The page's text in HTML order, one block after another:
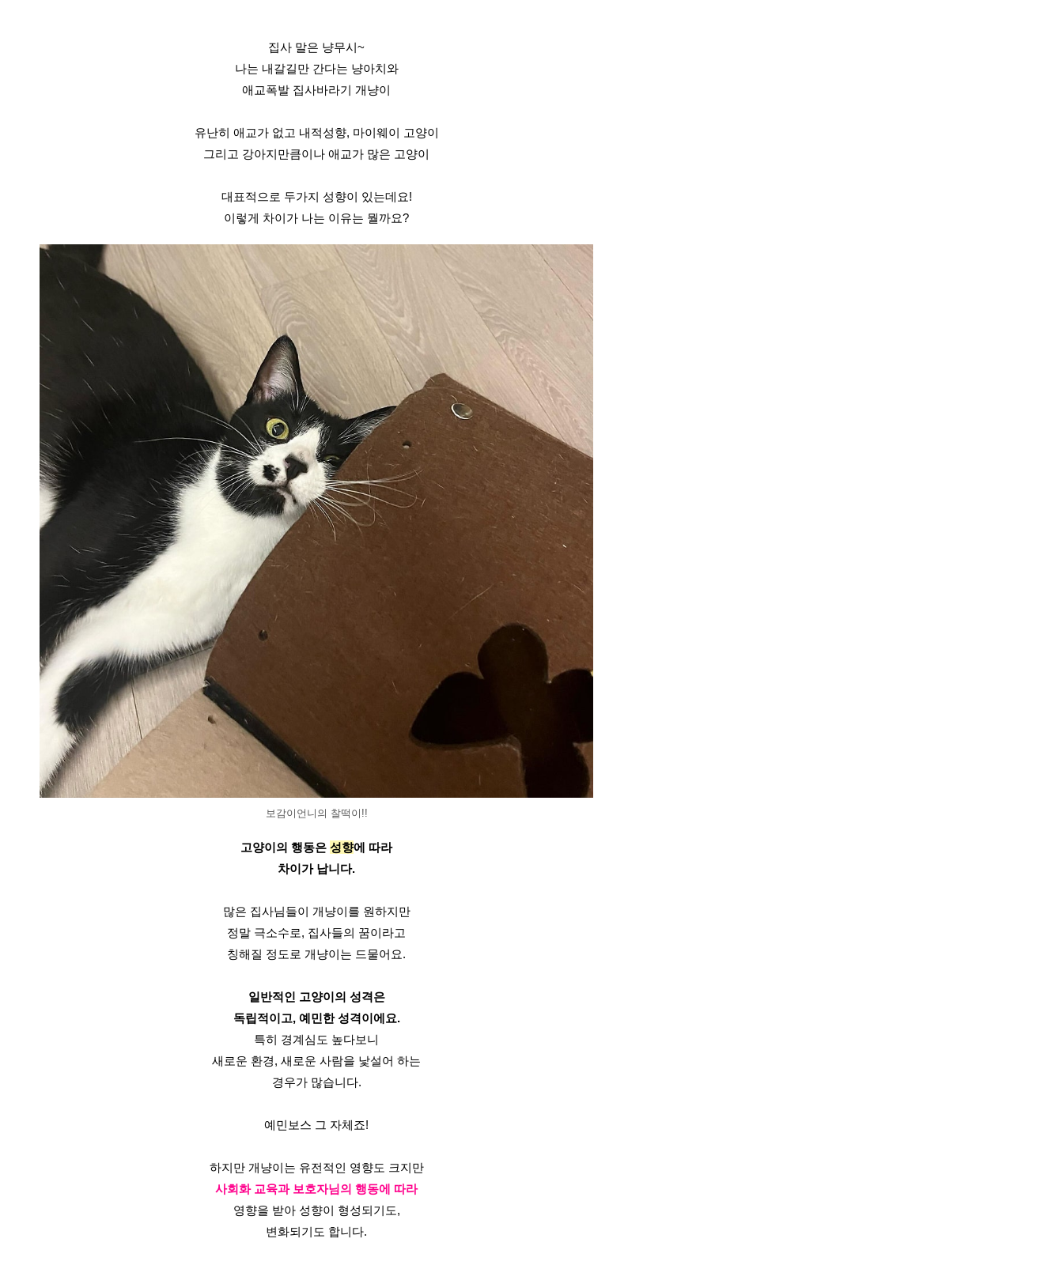
집사 말은 냥무시~
나는 내갈길만 간다는 냥아치와
애교폭발 집사바라기 개냥이
유난히 애교가 없고 내적성향, 마이웨이 고양이
그리고 강아지만큼이나 애교가 많은 고양이
대표적으로 두가지 성향이 있는데요!
이렇게 차이가 나는 이유는 뭘까요?
보감이언니의 찰떡이!!
고양이의 행동은 성향에 따라
차이가 납니다.
많은 집사님들이 개냥이를 원하지만
정말 극소수로, 집사들의 꿈이라고
칭해질 정도로 개냥이는 드물어요.
일반적인 고양이의 성격은
독립적이고, 예민한 성격이에요.
특히 경계심도 높다보니
새로운 환경, 새로운 사람을 낯설어 하는
경우가 많습니다.
예민보스 그 자체죠!
하지만 개냥이는 유전적인 영향도 크지만
사회화 교육과 보호자님의 행동에 따라
영향을 받아 성향이 형성되기도,
변화되기도 합니다.